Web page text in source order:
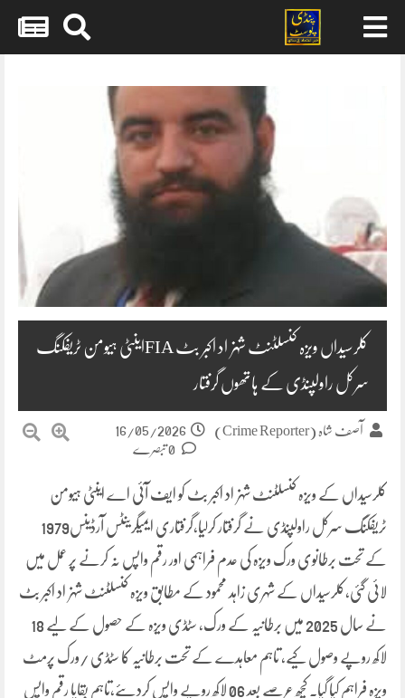
کلرسیداں ویزہ کنسلٹنٹ شہزاد اکبر بٹ FIAاینٹی ہیومن ٹریفکنگ
سرکل راولپنڈی کے ہاتھوں گرفتار
آصف شاہ (Crime Reporter)
16/05/2026
کلرسیداں کے ویزہ کنسلٹنٹ شہزاد اکبر بٹ کو ایف آئی اے اینٹی ہیومن
ٹریفکنگ سرکل راولپنڈی نے گرفتار کرلیا،گرفتاری ایمیگرینٹس آرڈینس1979
کے تحت برطانوی ورک ویزہ کی عدم فراہمی اور رقم واپس نہ کرنے پر عمل میں
لائی گئی،کلرسیداں کے شہری زاہد محمود کے مطابق ویزہ کنسلٹنٹ شہزاد اکبر بٹ
نے سال 2025 میں برطانیہ کے ورک، سٹڈی ویزہ کے حصول کے لیے 18
لاکھ روپے وصول کیے، تاہم معاہدے کے تحت برطانیہ کا سٹڈی /ورک پرمٹ
ویزہ فراہم کیا گیا۔ کچھ عرصے بعد 06 لاکھ روپے واپس کردیئے،تاہم بقایا رقم واپس